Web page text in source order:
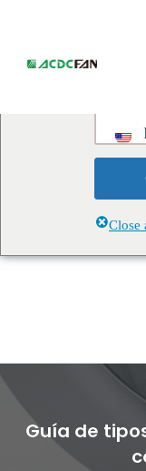
Do you
Close
Guía de